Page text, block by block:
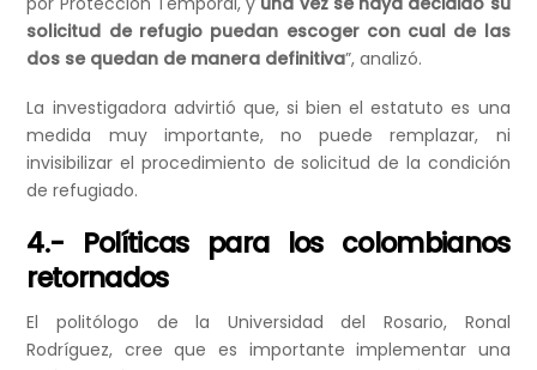
solicitud de refugio puedan escoger con cual de las
dos se quedan de manera definitiva”, analizó.
La investigadora advirtió que, si bien el estatuto es una
medida muy importante, no puede remplazar, ni
invisibilizar el procedimiento de solicitud de la condición
de refugiado.
4.- Políticas para los colombianos
retornados
El politólogo de la Universidad del Rosario, Ronal
Rodríguez, cree que es importante implementar una